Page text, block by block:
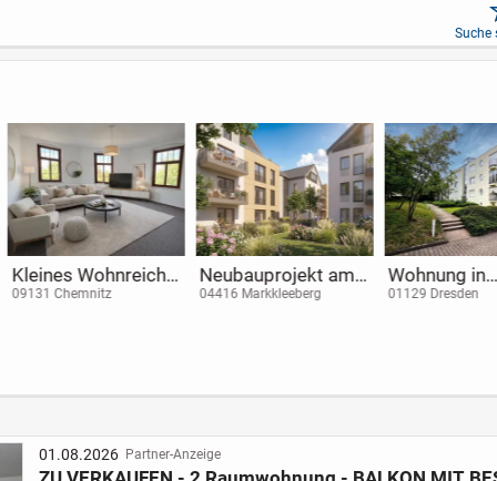
Suche
Vermietete 3-Raum-
Wohnung im
04564 Böhlen
Kapitalanlage in
Dresden Trachau
01129 Dresden
Über
der
04275
01.08.2026 Partner-Anzeige